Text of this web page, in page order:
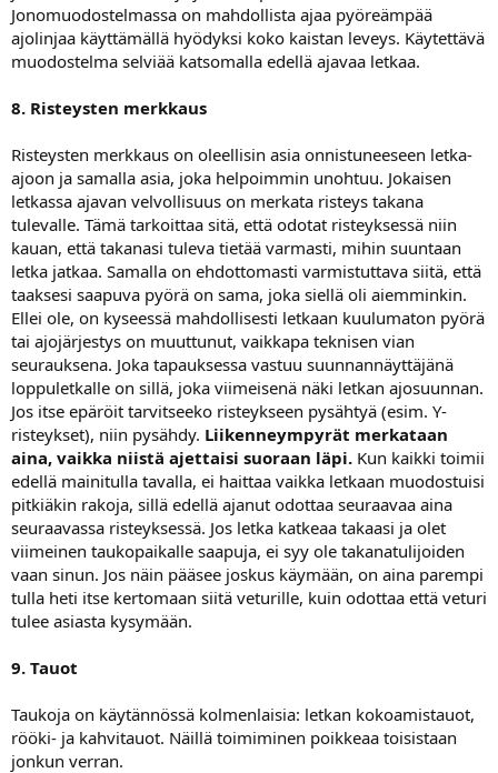
Jonomuodostelmassa on mahdollista ajaa pyöreämpää
ajolinjaa käyttämällä hyödyksi koko kaistan leveys. Käytettävä
muodostelma selviää katsomalla edellä ajavaa letkaa.
8. Risteysten merkkaus
Risteysten merkkaus on oleellisin asia onnistuneeseen letka-
ajoon ja samalla asia, joka helpoimmin unohtuu. Jokaisen
letkassa ajavan velvollisuus on merkata risteys takana
tulevalle. Tämä tarkoittaa sitä, että odotat risteyksessä niin
kauan, että takanasi tuleva tietää varmasti, mihin suuntaan
letka jatkaa. Samalla on ehdottomasti varmistuttava siitä, että
taaksesi saapuva pyörä on sama, joka siellä oli aiemminkin.
Ellei ole, on kyseessä mahdollisesti letkaan kuulumaton pyörä
tai ajojärjestys on muuttunut, vaikkapa teknisen vian
seurauksena. Joka tapauksessa vastuu suunnannäyttäjänä
loppuletkalle on sillä, joka viimeisenä näki letkan ajosuunnan.
Jos itse epäröit tarvitseeko risteykseen pysähtyä (esim. Y-
risteykset), niin pysähdy. Liikenneympyrät merkataan
aina, vaikka niistä ajettaisi suoraan läpi. Kun kaikki toimii
edellä mainitulla tavalla, ei haittaa vaikka letkaan muodostuisi
pitkiäkin rakoja, sillä edellä ajanut odottaa seuraavaa aina
seuraavassa risteyksessä. Jos letka katkeaa takaasi ja olet
viimeinen taukopaikalle saapuja, ei syy ole takanatulijoiden
vaan sinun. Jos näin pääsee joskus käymään, on aina parempi
tulla heti itse kertomaan siitä veturille, kuin odottaa että veturi
tulee asiasta kysymään.
9. Tauot
Taukoja on käytännössä kolmenlaisia: letkan kokoamistauot,
rööki- ja kahvitauot. Näillä toimiminen poikkeaa toisistaan
jonkun verran.